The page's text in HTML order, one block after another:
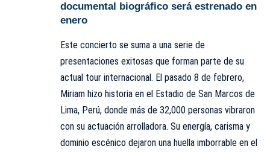
documental biográfico será estrenado en
enero
Este concierto se suma a una serie de
presentaciones exitosas que forman parte de su
actual tour internacional. El pasado 8 de febrero,
Miriam hizo historia en el Estadio de San Marcos de
Lima, Perú, donde más de 32,000 personas vibraron
con su actuación arrolladora. Su energía, carisma y
dominio escénico dejaron una huella imborrable en el